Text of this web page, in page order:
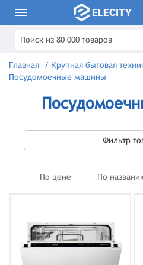
Главная / Крупная бытовая
Посудомоечные машины
Фильтр
По цене По